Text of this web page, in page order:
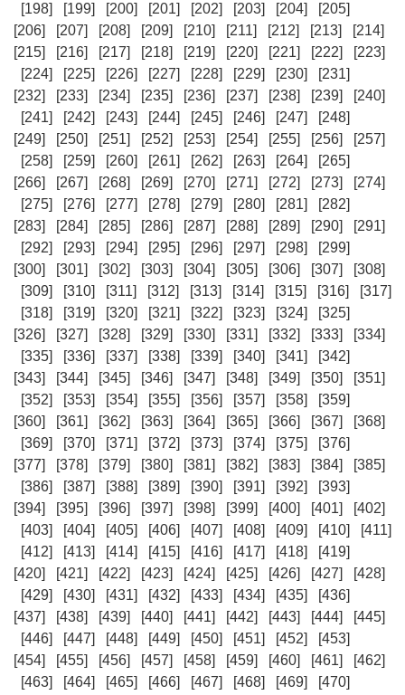
[198]
[199] [200] [201] [202] [203] [204]
[205]
[206]
[207] [208] [209] [210] [211] [212] [213]
[214]
[215]
[216] [217] [218] [219] [220] [221] [222]
[223]
[224]
[225] [226] [227] [228] [229] [230]
[231]
[232]
[233] [234] [235] [236] [237] [238] [239]
[240]
[241]
[242] [243] [244] [245] [246] [247]
[248]
[249]
[250] [251] [252] [253] [254] [255] [256]
[257]
[258]
[259] [260] [261] [262] [263] [264]
[265]
[266]
[267] [268] [269] [270] [271] [272] [273]
[274]
[275]
[276] [277] [278] [279] [280] [281]
[282]
[283]
[284] [285] [286] [287] [288] [289] [290]
[291]
[292]
[293] [294] [295] [296] [297] [298]
[299]
[300]
[301] [302] [303] [304] [305] [306] [307]
[308]
[309]
[310] [311] [312] [313] [314] [315] [316]
[317]
[318]
[319] [320] [321] [322] [323] [324]
[325]
[326]
[327] [328] [329] [330] [331] [332] [333]
[334]
[335]
[336] [337] [338] [339] [340] [341]
[342]
[343]
[344] [345] [346] [347] [348] [349] [350]
[351]
[352]
[353] [354] [355] [356] [357] [358]
[359]
[360]
[361] [362] [363] [364] [365] [366] [367]
[368]
[369]
[370] [371] [372] [373] [374] [375]
[376]
[377]
[378] [379] [380] [381] [382] [383] [384]
[385]
[386]
[387] [388] [389] [390] [391] [392]
[393]
[394]
[395] [396] [397] [398] [399] [400] [401]
[402]
[403]
[404] [405] [406] [407] [408] [409] [410]
[411]
[412]
[413] [414] [415] [416] [417] [418]
[419]
[420]
[421] [422] [423] [424] [425] [426] [427]
[428]
[429]
[430] [431] [432] [433] [434] [435]
[436]
[437]
[438] [439] [440] [441] [442] [443] [444]
[445]
[446]
[447] [448] [449] [450] [451] [452]
[453]
[454]
[455] [456] [457] [458] [459] [460] [461]
[462]
[463]
[464] [465] [466] [467] [468] [469]
[470]